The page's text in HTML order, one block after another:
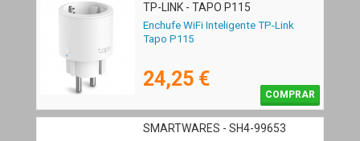
TP-LINK - TAPO P115
Enchufe WiFi Inteligente TP-Link
Tapo P115
24,25 €
COMPRAR
SMARTWARES - SH4-99653